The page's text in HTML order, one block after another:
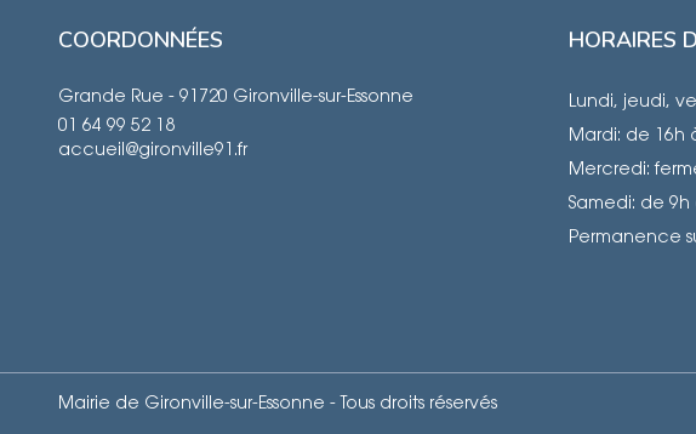
COORDONNÉES
Grande Rue - 91720 Gironville-sur-Essonne
01 64 99 52 18
accueil@gironville91.fr
HORAIRES
Lundi, jeudi,
Mardi: de 16h
Mercredi:
Samedi: de 9h
Permanence
Mairie de Gironville-sur-Essonne - Tous droits réservés